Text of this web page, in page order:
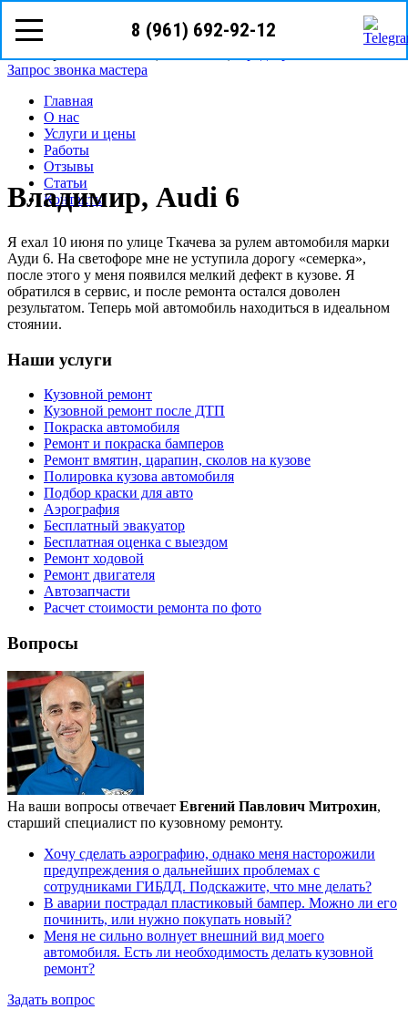
8 (961) 692-92-12
8(961)
Волгоград, ул. Батумская 7
Запрос звонка мастера
Главная
О нас
Услуги и цены
Работы
Отзывы
Статьи
Контакты
Владимир, Audi 6
Я ехал 10 июня по улице Ткачева за рулем автомобиля марки
Ауди 6. На светофоре мне не уступила дорогу «семерка»,
после этого у меня появился мелкий дефект в кузове. Я
обратился в сервис, и после ремонта остался доволен
результатом. Теперь мой автомобиль находиться в идеальном
стоянии.
Наши услуги
Кузовной ремонт
Кузовной ремонт после ДТП
Покраска автомобиля
Ремонт и покраска бамперов
Ремонт вмятин, царапин, сколов на кузове
Полировка кузова автомобиля
Подбор краски для авто
Аэрография
Бесплатный эвакуатор
Бесплатная оценка с выездом
Ремонт ходовой
Ремонт двигателя
Автозапчасти
Расчет стоимости ремонта по фото
Вопросы
На ваши вопросы отвечает Евгений Павлович Митрохин,
старший специалист по кузовному ремонту.
Хочу сделать аэрографию, однако меня насторожили
предупреждения о дальнейших проблемах с
сотрудниками ГИБДД. Подскажите, что мне делать?
В аварии пострадал пластиковый бампер. Можно ли его
починить, или нужно покупать новый?
Меня не сильно волнует внешний вид моего
автомобиля. Есть ли необходимость делать кузовной
ремонт?
Задать вопрос